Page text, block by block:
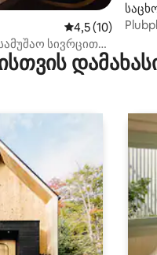
საშუალო
4,5 (10)
სივრცით